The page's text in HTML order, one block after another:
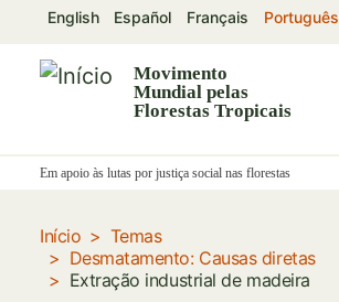
Passar
conteúdo
principal
Movimento
Mundial pelas
Florestas Tropicais
English Español Français Português
Em apoio às lutas por justiça social nas florestas
Início
Temas
Desmatamento: Causas diretas
Extração industrial de madeira